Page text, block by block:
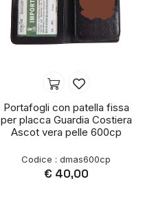
Portafogli con patella fissa
per placca Guardia Costiera
Ascot vera pelle 600cp
Codice : dmas600cp
€ 40,00